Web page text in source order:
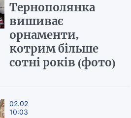
Тернополянка
вишиває
орнаменти,
котрим більше
сотні років (фото)
02.02
10:03